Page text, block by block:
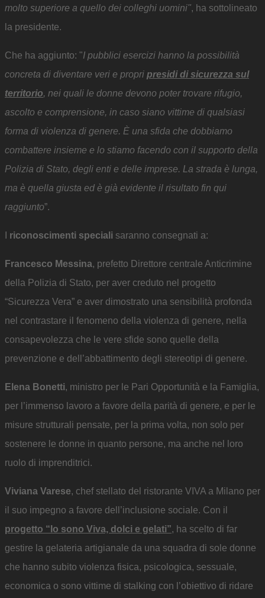
molto superiore a quello dei colleghi uomini", ha sottolineato
la presidente.
Che ha aggiunto: "I pubblici esercizi hanno la possibilità
concreta di diventare veri e propri presidi di sicurezza sul
territorio, nei quali le donne devono poter trovare rifugio,
ascolto e comprensione, in caso siano vittime di qualsiasi
forma di violenza di genere. È una sfida che dobbiamo
combattere insieme e lo stiamo facendo con il supporto della
Polizia di Stato, degli enti e delle imprese. La strada è lunga,
ma è quella giusta ed è già evidente il risultato fin qui
raggiunto”.
riconoscimenti speciali saranno consegnati a:
Francesco Messina, prefetto Direttore centrale Anticrimine
della Polizia di Stato, per aver creduto nel progetto
“Sicurezza Vera” e aver dimostrato una sensibilità profonda
nel contrastare il fenomeno della violenza di genere, nella
consapevolezza che le vere sfide sono quelle della
prevenzione e dell’abbattimento degli stereotipi di genere.
Elena Bonetti, ministro per le Pari Opportunità e la Famiglia,
per l’immenso lavoro a favore della parità di genere, e per le
misure strutturali pensate, per la prima volta, non solo per
sostenere le donne in quanto persone, ma anche nel loro
ruolo di imprenditrici.
Viviana Varese, chef stellato del ristorante VIVA a Milano per
il suo impegno a favore dell’inclusione sociale. Con il
progetto “Io sono Viva, dolci e gelati”, ha scelto di far
gestire la gelateria artigianale da una squadra di sole donne
che hanno subito violenza fisica, psicologica, sessuale,
economica o sono vittime di stalking con l’obiettivo di ridare